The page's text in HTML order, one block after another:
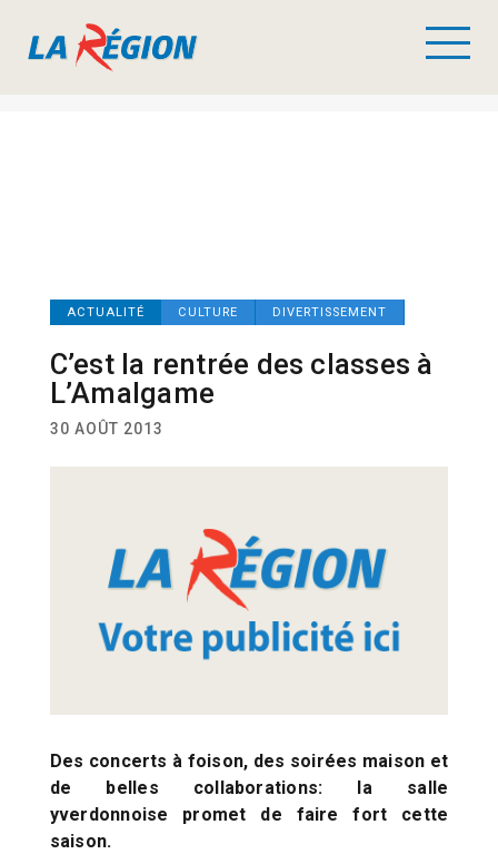
ACTUALITÉ CULTURE DIVERTISSEMENT
C’est la rentrée des classes à
L’Amalgame
30 AOÛT 2013
Des concerts à foison, des soirées maison et
de belles collaborations: la salle
yverdonnoise promet de faire fort cette
saison.